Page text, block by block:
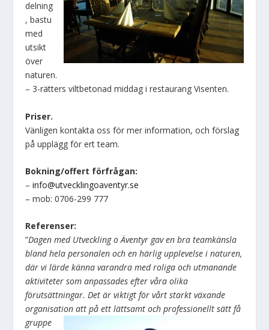
delning
, bastu
med
utsikt
över
naturen.
– 3-rätters viltbetonad middag i restaurang Visenten.
Priser.
Vänligen kontakta oss för mer information, och förslag
på upplägg för ert team.
Bokning/offert förfrågan:
–info@utvecklingoaventyr.se
– mob: 0706-299 777
Referenser:
”Dagen med Utveckling o Äventyr gav en bra teamkänsla
bland hela personalen och en härlig upplevelse i naturen,
där vi lärde känna varandra med roliga och utmanande
aktiviteter som anpassades efter våra olika
förutsättningar. Det är viktigt för vårt starkt växande
organisation att på ett lättsamt ochprofessionellt sätt få
gruppe